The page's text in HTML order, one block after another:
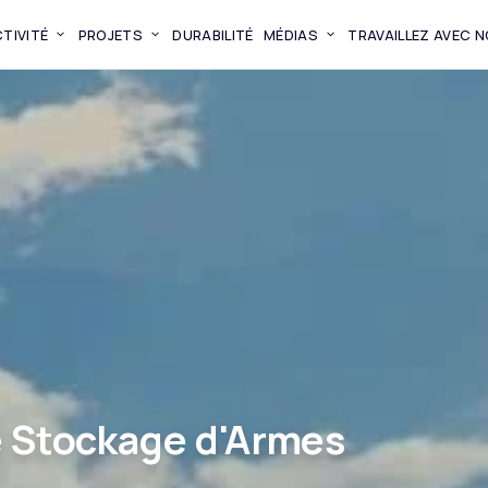
PROJETS DURABILITÉ MÉDIAS TRAVAILLEZ AVEC
d'Armes